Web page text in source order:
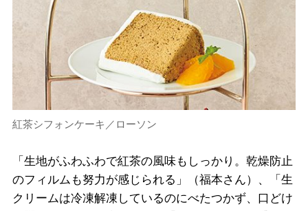
紅茶シフォンケーキ／ローソン
「生地がふわふわで紅茶の風味もしっかり。乾燥防止
のフィルムも努力が感じられる」（福本さん）、「生
クリームは冷凍解凍しているのにべたつかず、口どけ